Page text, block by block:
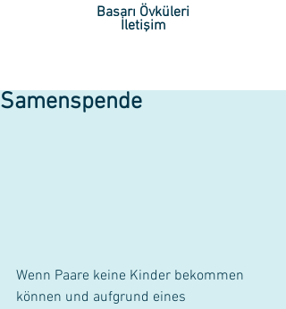
Başarı Öyküleri
İletişim
Samenspende
Wenn Paare keine Kinder bekommen
können und aufgrund eines